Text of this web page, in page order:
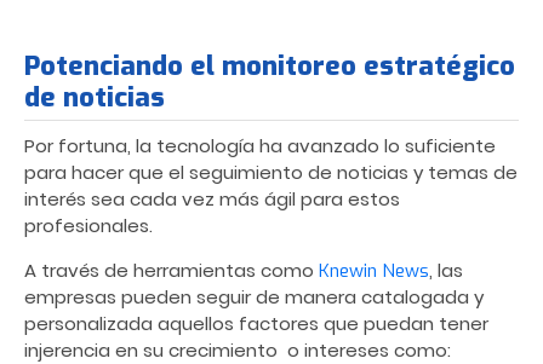
Potenciando el monitoreo estratégico
de noticias
Por fortuna, la tecnología ha avanzado lo suficiente
para hacer que el seguimiento de noticias y temas de
interés sea cada vez más ágil para estos
profesionales.
A través de herramientas como Knewin News, las
empresas pueden seguir de manera catalogada y
personalizada aquellos factores que puedan tener
injerencia en su crecimiento o intereses como: